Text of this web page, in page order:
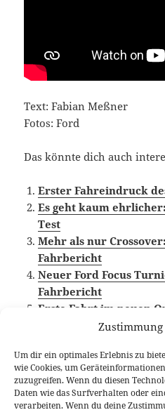
Um dir ein optimales Erlebnis zu
wie Cookies, um
zuzugreifen. Wenn du diesen
Daten wie das Surfverhalten oder
verarbeiten. Wenn du deine
Text: Fabian Meßner
Fotos: Ford
Das könnte dich auch
Erster Fahreindruck
Es geht kaum
Test
Mehr als nur
Fahrbericht
Neuer Ford Focus
Fahrbericht
Erste Fahrt im neuen
Veröffentlicht
am
12. April 2018 Autor
Fabian
Ford Fiesta,Kleinwagen,Video